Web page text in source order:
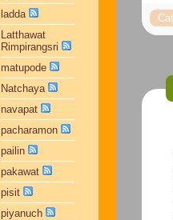
ladda
Latthawat
Rimpirangsri
matupode
Natchaya
navapat
pacharamon
pailin
pakawat
pisit
piyanuch